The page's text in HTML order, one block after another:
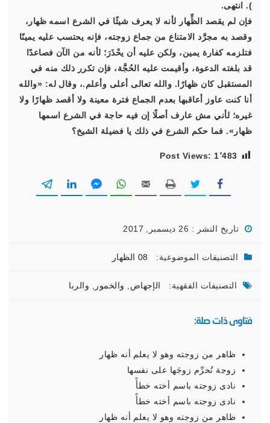
). انتهى.
فإن لم يقصد الظِّهار لأنه لا يعرف شيئًا في الشرع اسمه ظهار،
وقصد به مجرَّد الامتناع من جماع زوجته، فإنه يحتسب عليه يمينًا
فتلزمه كفارة يمين، ولكن عليه أن يحْذَرَ؛ لأنه من الآن فصاعدًا
قد بلغته الدعوة، وأقيمت عليه الحُجَّة، فإن تكرر ذلك منه في
المستقبل كان ظهارًا. والله تعالى أعلى وأعلم.، وقال له: «والله
أنا كنت عاوز أعاقبها بعدم الجماع فترة معينة ولا أقصد ظهارًا ولا
غيره؛ لأني مش عارف أصلًا إن فيه حاجة في الشرع اسمها
ظهار». فما حكم الشرع في ذلك يا فضيلة الشيخ؟
Post Views: 1٬483
تاريخ النشر : 26 ديسمبر, 2017
التصنيفات الموضوعية: 08 الظهار
التصنيفات الفقهية: الإجهاض والخمور والربا
فتاوى ذات صلة:
ظاهر من زوجته وهو لا يعلم أنه ظهار
زوجة تُحرِّم زوجَها على نفسها
نادى زوجته باسم أخته خطأً
نادى زوجته باسم أخته خطأً
ظاهر من زوجته وهو لا يعلم أنه ظهار